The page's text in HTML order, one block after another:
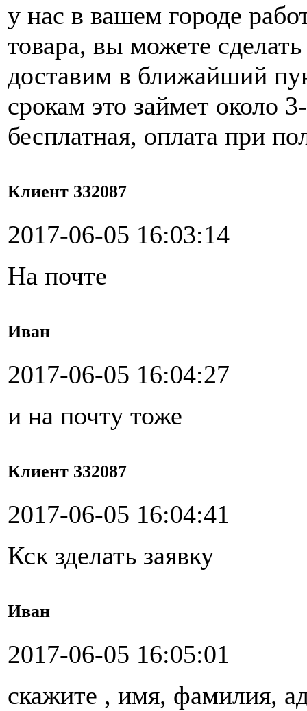
у нас в вашем городе
товара, вы можете
доставим в ближайший
срокам это займет около
бесплатная, оплата при
Клиент 332087
2017-06-05 16:03:14
На почте
Иван
2017-06-05 16:04:27
и на почту тоже
Клиент 332087
2017-06-05 16:04:41
Кск зделать заявку
Иван
2017-06-05 16:05:01
скажите , имя, фамилия,